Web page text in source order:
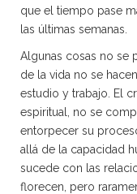
que el tiempo pase
las últimas semanas.
Algunas cosas no se
de la vida no se
estudio y trabajo. El
espiritual, no se
entorpecer su
allá de la capacidad
sucede con las
florecen, pero